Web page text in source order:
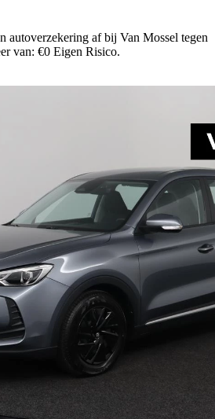
autoverzekering af bij Van Mossel tegen
van: €0 Eigen Risico.